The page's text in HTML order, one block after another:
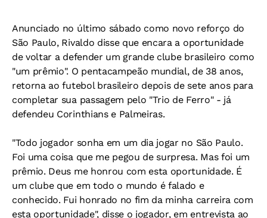
Anunciado no último sábado como novo reforço do
São Paulo, Rivaldo disse que encara a oportunidade
de voltar a defender um grande clube brasileiro como
"um prêmio". O pentacampeão mundial, de 38 anos,
retorna ao futebol brasileiro depois de sete anos para
completar sua passagem pelo "Trio de Ferro" - já
defendeu Corinthians e Palmeiras.
"Todo jogador sonha em um dia jogar no São Paulo.
Foi uma coisa que me pegou de surpresa. Mas foi um
prêmio. Deus me honrou com esta oportunidade. É
um clube que em todo o mundo é falado e
conhecido. Fui honrado no fim da minha carreira com
esta oportunidade", disse o jogador, em entrevista ao